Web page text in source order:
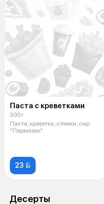
Паста с креветками
300 г
Паста, креветки ,сливки ,сыр
"Пармезан"
23 
Десерты